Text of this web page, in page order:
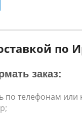
по
заказ:
по телефонам или